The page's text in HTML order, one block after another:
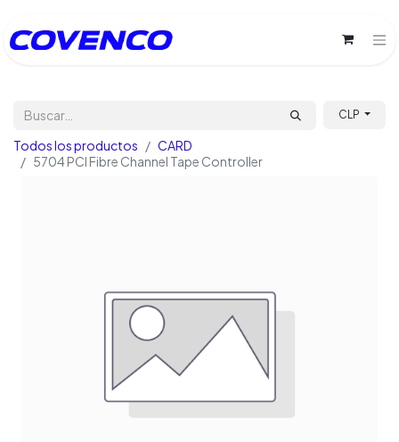
CLP
Todos los productos
CARD
5704 PCI Fibre Channel Tape Controller